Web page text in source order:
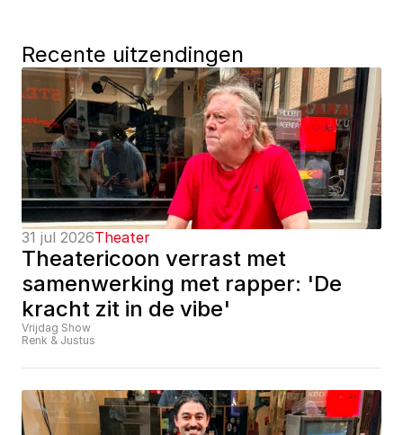
Recente uitzendingen
31 jul 2026Theater
Theatericoon verrast met
samenwerking met rapper: 'De
kracht zit in de vibe'
Vrijdag Show
Renk & Justus